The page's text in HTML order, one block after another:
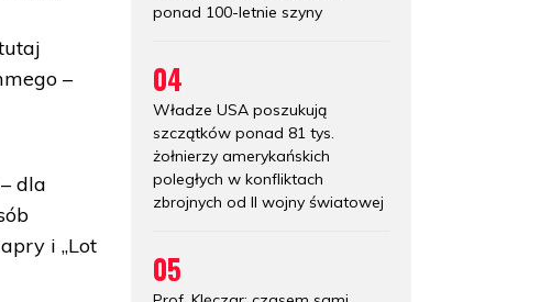
–
dla
i „Lot
ponad 100-letnie szyny
04
Władze USA poszukują
szczątków ponad 81 tys.
żołnierzy amerykańskich
poległych w konfliktach
zbrojnych od II wojny światowej
05